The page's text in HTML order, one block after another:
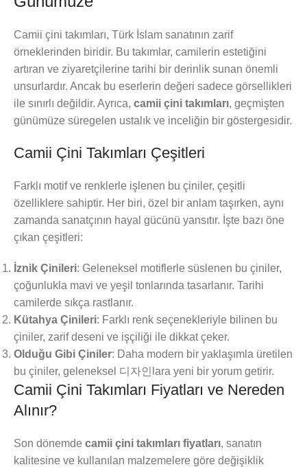
Camii çini takımları, Türk İslam sanatının zarif
örneklerinden biridir. Bu takımlar, camilerin estetiğini
artıran ve ziyaretçilerine tarihi bir derinlik sunan önemli
unsurlardır. Ancak bu eserlerin değeri sadece görsellikleri
ile sınırlı değildir. Ayrıca, camii çini takımları, geçmişten
günümüze süregelen ustalık ve inceliğin bir göstergesidir.
Camii Çini Takımları Çeşitleri
Farklı motif ve renklerle işlenen bu çiniler, çeşitli
özelliklere sahiptir. Her biri, özel bir anlam taşırken, aynı
zamanda sanatçının hayal gücünü yansıtır. İşte bazı öne
çıkan çeşitleri:
İznik Çinileri: Geleneksel motiflerle süslenen bu çiniler,
çoğunlukla mavi ve yeşil tonlarında tasarlanır. Tarihi
camilerde sıkça rastlanır.
Kütahya Çinileri: Farklı renk seçenekleriyle bilinen bu
çiniler, zarif deseni ve işçiliği ile dikkat çeker.
Olduğu Gibi Çiniler: Daha modern bir yaklaşımla üretilen
bu çiniler, geleneksel 디자인lara yeni bir yorum getirir.
Camii Çini Takımları Fiyatları ve Nereden
Alınır?
Son dönemde camii çini takımları fiyatları, sanatın
kalitesine ve kullanılan malzemelere göre değişiklik